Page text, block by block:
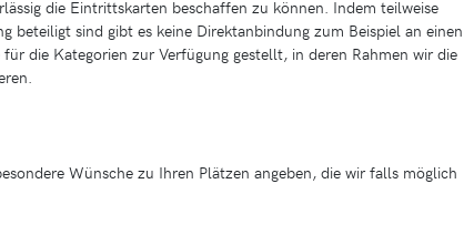
die Eintrittskarten beschaffen zu können. Indem teilweise
beteiligt sind gibt es keine Direktanbindung zum Beispiel an einen
die Kategorien zur Verfügung gestellt, in deren Rahmen wir die
Wünsche zu Ihren Plätzen angeben, die wir falls möglich